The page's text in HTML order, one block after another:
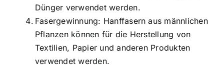
Dünger verwendet werden.
Fasergewinnung: Hanffasern aus männlichen
Pflanzen können für die Herstellung von
Textilien, Papier und anderen Produkten
verwendet werden.